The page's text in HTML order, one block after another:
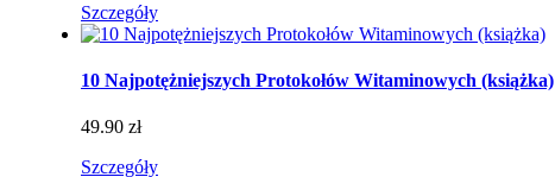
Szczegóły
10 Najpotężniejszych Protokołów Witaminowych (książka)
49.90 zł
Szczegóły